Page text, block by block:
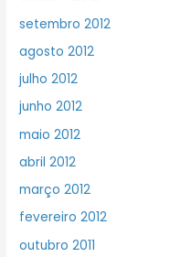
setembro 2012
agosto 2012
julho 2012
junho 2012
maio 2012
abril 2012
março 2012
fevereiro 2012
outubro 2011